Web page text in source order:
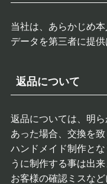
当社は、あらかじめ
データを第三者に提供
返品について
返品については、明
あった場合、交換を致
ハンドメイド制作と
うに制作する事は出来
お客様の確認ミスな